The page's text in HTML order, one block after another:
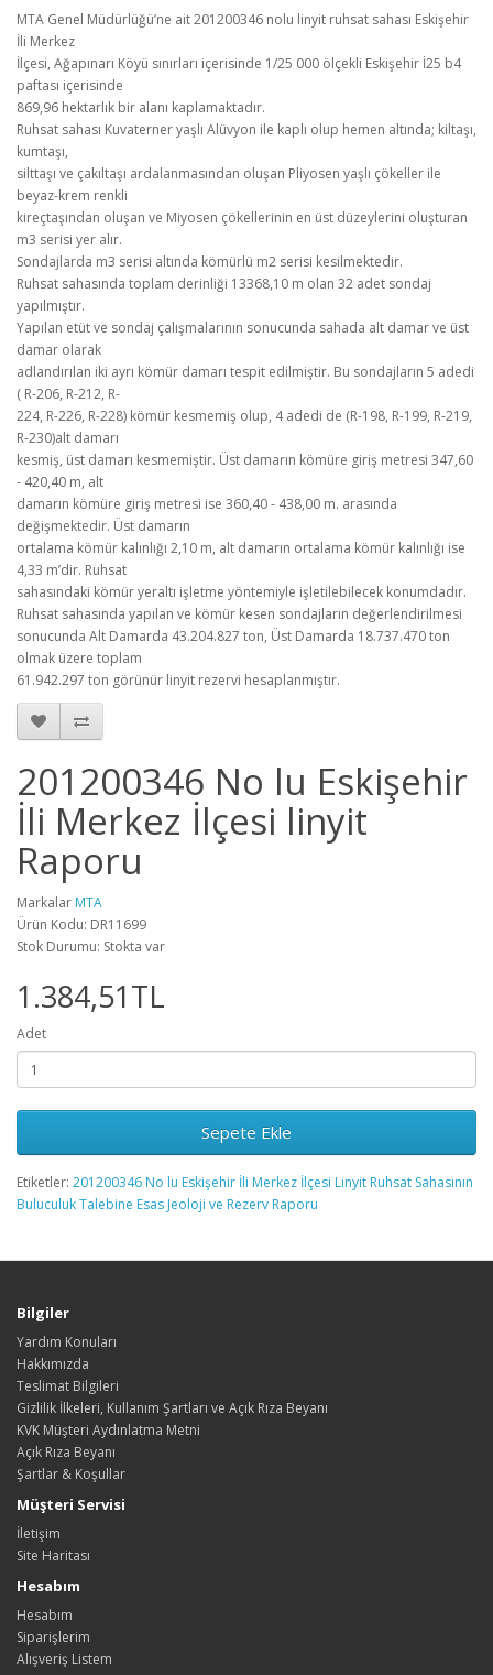
MTA Genel Müdürlüğü’ne ait 201200346 nolu linyit ruhsat sahası Eskişehir
İli Merkez
İlçesi, Ağapınarı Köyü sınırları içerisinde 1/25 000 ölçekli Eskişehir İ25 b4
paftası içerisinde
869,96 hektarlık bir alanı kaplamaktadır.
Ruhsat sahası Kuvaterner yaşlı Alüvyon ile kaplı olup hemen altında; kiltaşı,
kumtaşı,
silttaşı ve çakıltaşı ardalanmasından oluşan Pliyosen yaşlı çökeller ile
beyaz-krem renkli
kireçtaşından oluşan ve Miyosen çökellerinin en üst düzeylerini oluşturan
m3 serisi yer alır.
Sondajlarda m3 serisi altında kömürlü m2 serisi kesilmektedir.
Ruhsat sahasında toplam derinliği 13368,10 m olan 32 adet sondaj
yapılmıştır.
Yapılan etüt ve sondaj çalışmalarının sonucunda sahada alt damar ve üst
damar olarak
adlandırılan iki ayrı kömür damarı tespit edilmiştir. Bu sondajların 5 adedi
( R-206, R-212, R-
224, R-226, R-228) kömür kesmemiş olup, 4 adedi de (R-198, R-199, R-219,
R-230)alt damarı
kesmiş, üst damarı kesmemiştir. Üst damarın kömüre giriş metresi 347,60
- 420,40 m, alt
damarın kömüre giriş metresi ise 360,40 - 438,00 m. arasında
değişmektedir. Üst damarın
ortalama kömür kalınlığı 2,10 m, alt damarın ortalama kömür kalınlığı ise
4,33 m’dir. Ruhsat
sahasındaki kömür yeraltı işletme yöntemiyle işletilebilecek konumdadır.
Ruhsat sahasında yapılan ve kömür kesen sondajların değerlendirilmesi
sonucunda Alt Damarda 43.204.827 ton, Üst Damarda 18.737.470 ton
olmak üzere toplam
61.942.297 ton görünür linyit rezervi hesaplanmıştır.
201200346 No lu Eskişehir
İli Merkez İlçesi linyit
Raporu
Markalar MTA
Ürün Kodu: DR11699
Stok Durumu: Stokta var
1.384,51TL
Adet
Sepete Ekle
Etiketler: 201200346 No lu Eskişehir İli Merkez İlçesi Linyit Ruhsat Sahasının
Buluculuk Talebine Esas Jeoloji ve Rezerv Raporu
Bilgiler
Yardım Konuları
Hakkımızda
Teslimat Bilgileri
Gizlilik İlkeleri, Kullanım Şartları ve Açık Rıza Beyanı
KVK Müşteri Aydınlatma Metni
Açık Rıza Beyanı
Şartlar & Koşullar
Müşteri Servisi
İletişim
Site Haritası
Hesabım
Hesabım
Siparişlerim
Alışveriş Listem